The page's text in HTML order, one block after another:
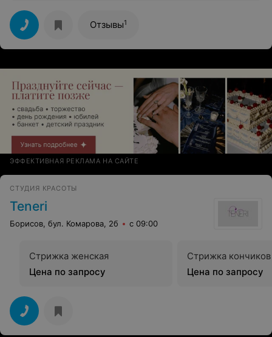
Отзыв
Самые лучшие мастера своего дела. Маникюру
7 недель, и всё равно всё идеально! Спасибо❤️
СТУДИЯ КРАСОТЫ
Борисов, бул. Комарова, 2б
Цена по запросу